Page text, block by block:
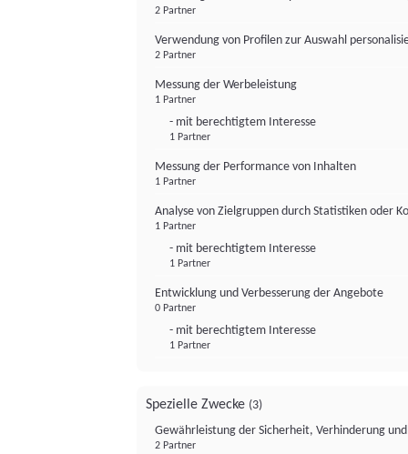
2 Partner
Verwendung von Profilen zur Auswahl
2 Partner
Messung der Werbeleistung
1 Partner
- mit berechtigtem Interesse
1 Partner
Messung der Performance von Inhalten
1 Partner
Analyse von Zielgruppen durch Statistiken oder
1 Partner
- mit berechtigtem Interesse
1 Partner
Entwicklung und Verbesserung der Angebote
0 Partner
- mit berechtigtem Interesse
1 Partner
Spezielle Zwecke (3)
Gewährleistung der Sicherheit, Verhinderung
2 Partner